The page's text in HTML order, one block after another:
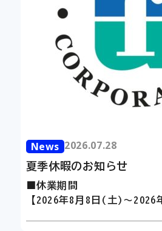
News 2026.07.28
夏季休暇のお知らせ
■休業期間
【2026年8月8日(土)～2026
News
夏季休暇の
【2026年8
NFUライセ
株式会社エヌ
策として「
います。
策講座です。
遠隔システム
ライン講座を